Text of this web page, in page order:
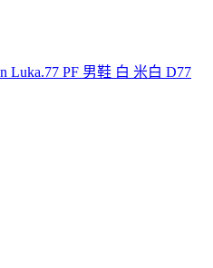
Luka.77 PF 男鞋 白 米白 D77